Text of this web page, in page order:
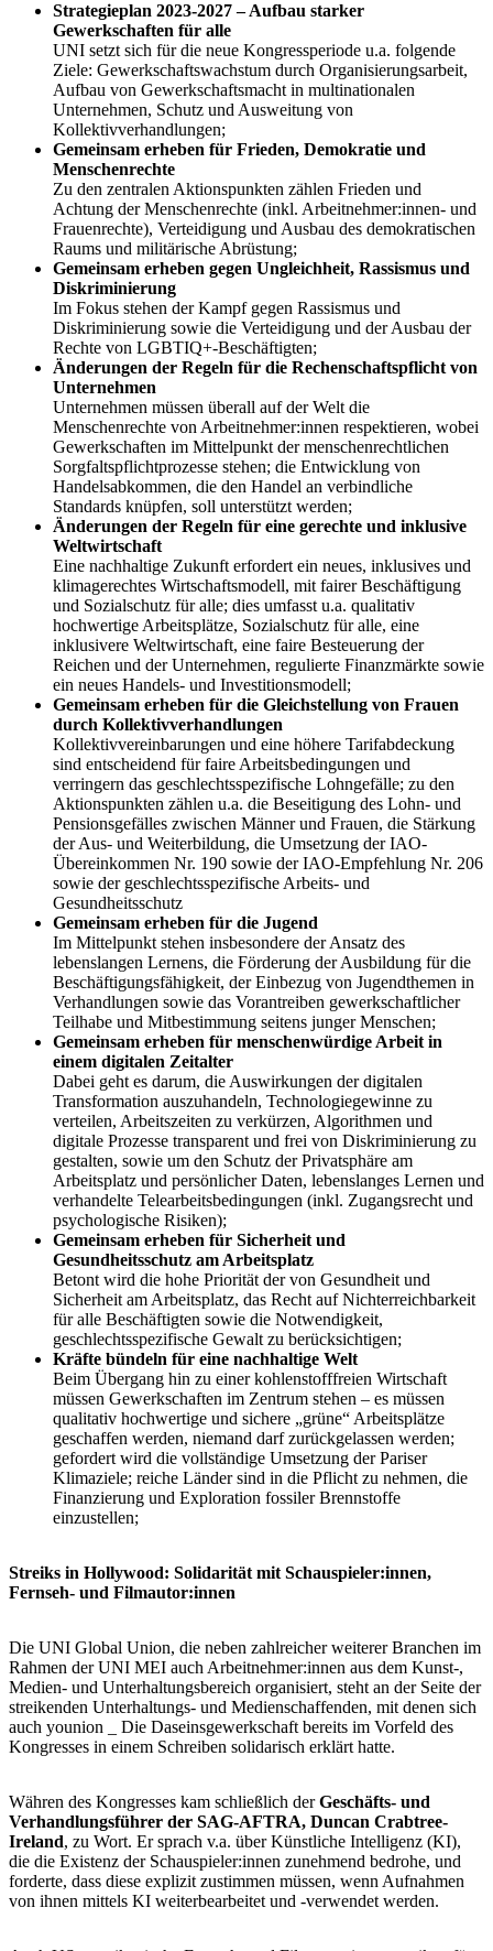
Strategieplan 2023-2027 – Aufbau starker
Gewerkschaften für alle
UNI setzt sich für die neue Kongressperiode u.a. folgende
Ziele: Gewerkschaftswachstum durch Organisierungsarbeit,
Aufbau von Gewerkschaftsmacht in multinationalen
Unternehmen, Schutz und Ausweitung von
Kollektivverhandlungen;
Gemeinsam erheben für Frieden, Demokratie und
Menschenrechte
Zu den zentralen Aktionspunkten zählen Frieden und
Achtung der Menschenrechte (inkl. Arbeitnehmer:innen- und
Frauenrechte), Verteidigung und Ausbau des demokratischen
Raums und militärische Abrüstung;
Gemeinsam erheben gegen Ungleichheit, Rassismus und
Diskriminierung
Im Fokus stehen der Kampf gegen Rassismus und
Diskriminierung sowie die Verteidigung und der Ausbau der
Rechte von LGBTIQ+-Beschäftigten;
Änderungen der Regeln für die Rechenschaftspflicht von
Unternehmen
Unternehmen müssen überall auf der Welt die
Menschenrechte von Arbeitnehmer:innen respektieren, wobei
Gewerkschaften im Mittelpunkt der menschenrechtlichen
Sorgfaltspflichtprozesse stehen; die Entwicklung von
Handelsabkommen, die den Handel an verbindliche
Standards knüpfen, soll unterstützt werden;
Änderungen der Regeln für eine gerechte und inklusive
Weltwirtschaft
Eine nachhaltige Zukunft erfordert ein neues, inklusives und
klimagerechtes Wirtschaftsmodell, mit fairer Beschäftigung
und Sozialschutz für alle; dies umfasst u.a. qualitativ
hochwertige Arbeitsplätze, Sozialschutz für alle, eine
inklusivere Weltwirtschaft, eine faire Besteuerung der
Reichen und der Unternehmen, regulierte Finanzmärkte sowie
ein neues Handels- und Investitionsmodell;
Gemeinsam erheben für die Gleichstellung von Frauen
durch Kollektivverhandlungen
Kollektivvereinbarungen und eine höhere Tarifabdeckung
sind entscheidend für faire Arbeitsbedingungen und
verringern das geschlechtsspezifische Lohngefälle; zu den
Aktionspunkten zählen u.a. die Beseitigung des Lohn- und
Pensionsgefälles zwischen Männer und Frauen, die Stärkung
der Aus- und Weiterbildung, die Umsetzung der IAO-
Übereinkommen Nr. 190 sowie der IAO-Empfehlung Nr. 206
sowie der geschlechtsspezifische Arbeits- und
Gesundheitsschutz
Gemeinsam erheben für die Jugend
Im Mittelpunkt stehen insbesondere der Ansatz des
lebenslangen Lernens, die Förderung der Ausbildung für die
Beschäftigungsfähigkeit, der Einbezug von Jugendthemen in
Verhandlungen sowie das Vorantreiben gewerkschaftlicher
Teilhabe und Mitbestimmung seitens junger Menschen;
Gemeinsam erheben für menschenwürdige Arbeit in
einem digitalen Zeitalter
Dabei geht es darum, die Auswirkungen der digitalen
Transformation auszuhandeln, Technologiegewinne zu
verteilen, Arbeitszeiten zu verkürzen, Algorithmen und
digitale Prozesse transparent und frei von Diskriminierung zu
gestalten, sowie um den Schutz der Privatsphäre am
Arbeitsplatz und persönlicher Daten, lebenslanges Lernen und
verhandelte Telearbeitsbedingungen (inkl. Zugangsrecht und
psychologische Risiken);
Gemeinsam erheben für Sicherheit und
Gesundheitsschutz am Arbeitsplatz
Betont wird die hohe Priorität der von Gesundheit und
Sicherheit am Arbeitsplatz, das Recht auf Nichterreichbarkeit
für alle Beschäftigten sowie die Notwendigkeit,
geschlechtsspezifische Gewalt zu berücksichtigen;
Kräfte bündeln für eine nachhaltige Welt
Beim Übergang hin zu einer kohlenstofffreien Wirtschaft
müssen Gewerkschaften im Zentrum stehen – es müssen
qualitativ hochwertige und sichere „grüne“ Arbeitsplätze
geschaffen werden, niemand darf zurückgelassen werden;
gefordert wird die vollständige Umsetzung der Pariser
Klimaziele; reiche Länder sind in die Pflicht zu nehmen, die
Finanzierung und Exploration fossiler Brennstoffe
einzustellen;
Streiks in Hollywood: Solidarität mit Schauspieler:innen,
Fernseh- und Filmautor:innen
Die UNI Global Union, die neben zahlreicher weiterer Branchen im
Rahmen der UNI MEI auch Arbeitnehmer:innen aus dem Kunst-,
Medien- und Unterhaltungsbereich organisiert, steht an der Seite der
streikenden Unterhaltungs- und Medienschaffenden, mit denen sich
auch younion _ Die Daseinsgewerkschaft bereits im Vorfeld des
Kongresses in einem Schreiben solidarisch erklärt hatte.
Währen des Kongresses kam schließlich derGeschäfts- und
Verhandlungsführer der SAG-AFTRA, Duncan Crabtree-
Ireland, zu Wort. Er sprach v.a. über Künstliche Intelligenz (KI),
die die Existenz der Schauspieler:innen zunehmend bedrohe, und
forderte, dass diese explizit zustimmen müssen, wenn Aufnahmen
von ihnen mittels KI weiterbearbeitet und -verwendet werden.